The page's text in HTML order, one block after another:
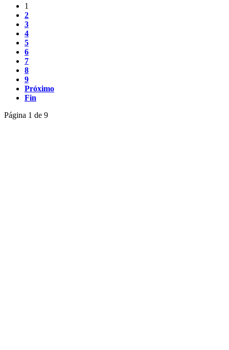
1
2
3
4
5
6
7
8
9
Próximo
Fin
Página 1 de 9